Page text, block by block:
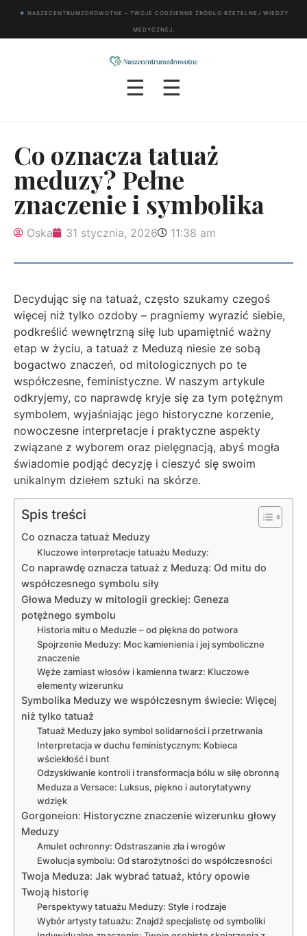
★ NASZECENTRUMZDROWOTNE – TWOJE CODZIENNE ŹRÓDŁO RZETELNEJ WIEDZY
MEDYCZNEJ.
☰ ☰
Co oznacza tatuaż
meduzy? Pełne
znaczenie i symbolika
Oska 31 stycznia, 2026 11:38 am
Decydując się na tatuaż, często szukamy czegoś
więcej niż tylko ozdoby – pragniemy wyrazić siebie,
podkreślić wewnętrzną siłę lub upamiętnić ważny
etap w życiu, a tatuaż z Meduzą niesie ze sobą
bogactwo znaczeń, od mitologicznych po te
współczesne, feministyczne. W naszym artykule
odkryjemy, co naprawdę kryje się za tym potężnym
symbolem, wyjaśniając jego historyczne korzenie,
nowoczesne interpretacje i praktyczne aspekty
związane z wyborem oraz pielęgnacją, abyś mogła
świadomie podjąć decyzję i cieszyć się swoim
unikalnym dziełem sztuki na skórze.
Spis treści
Co oznacza tatuaż Meduzy
Kluczowe interpretacje tatuażu Meduzy:
Co naprawdę oznacza tatuaż z Meduzą: Od mitu do
współczesnego symbolu siły
Głowa Meduzy w mitologii greckiej: Geneza
potężnego symbolu
Historia mitu o Meduzie – od piękna do potwora
Spojrzenie Meduzy: Moc kamienienia i jej symboliczne
znaczenie
Węże zamiast włosów i kamienna twarz: Kluczowe
elementy wizerunku
Symbolika Meduzy we współczesnym świecie: Więcej
niż tylko tatuaż
Tatuaż Meduzy jako symbol solidarności i przetrwania
Interpretacja w duchu feministycznym: Kobieca
wściekłość i bunt
Odzyskiwanie kontroli i transformacja bólu w siłę obronną
Meduza a Versace: Luksus, piękno i autorytatywny
wdzięk
Gorgoneion: Historyczne znaczenie wizerunku głowy
Meduzy
Amulet ochronny: Odstraszanie zła i wrogów
Ewolucja symbolu: Od starożytności do współczesności
Twoja Meduza: Jak wybrać tatuaż, który opowie
Twoją historię
Perspektywy tatuażu Meduzy: Style i rodzaje
Wybór artysty tatuażu: Znajdź specjalistę od symboliki